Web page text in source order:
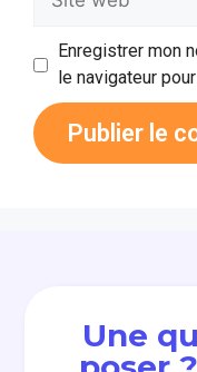
Enregistrer mon
le navigateur
Une